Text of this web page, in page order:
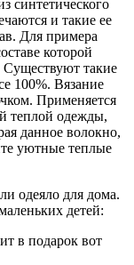
синтетического
и такие ее
Для примера
которой
Существуют такие
100%. Вязание
Применяется
теплой одежды,
данное волокно,
уютные теплые
одеяло для дома.
детей:
в подарок вот